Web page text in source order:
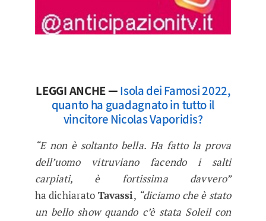
LEGGI ANCHE —Isola dei Famosi 2022,
quanto ha guadagnato in tutto il
vincitore Nicolas Vaporidis?
“E non è soltanto bella. Ha fatto la prova
dell’uomo vitruviano facendo i salti
carpiati, è fortissima davvero”
ha dichiarato Tavassi, “diciamo che è stato
un bello show quando c’è stata Soleil con